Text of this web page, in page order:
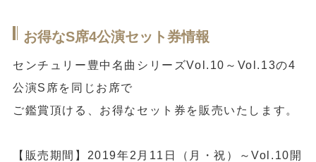
お得なS席4公演セット券情報
センチュリー豊中名曲シリーズVol.10～Vol.13の4
公演S席を同じお席で
ご鑑賞頂ける、お得なセット券を販売いたします。
【販売期間】2019年2月11日（月・祝）～Vol.10開